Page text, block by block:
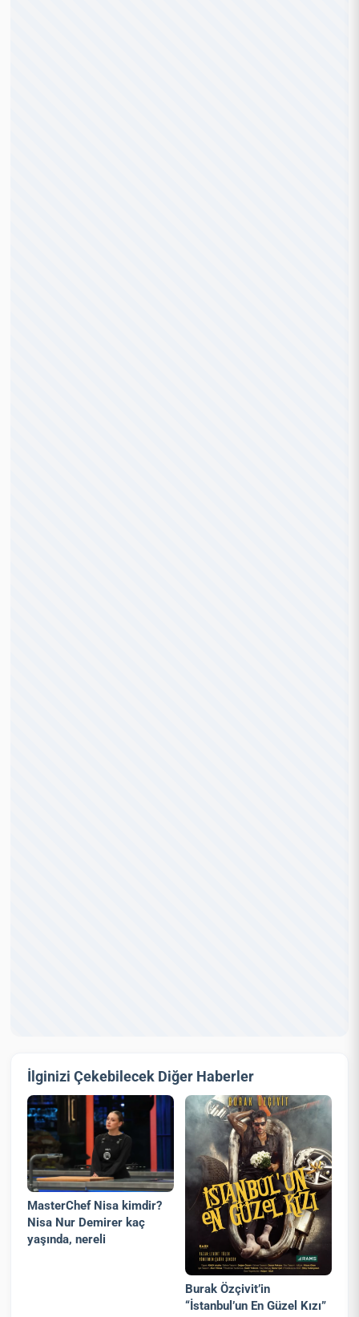
İlginizi Çekebilecek Diğer Haberler
MasterChef Nisa kimdir?
Nisa Nur Demirer kaç
yaşında, nereli
Burak Özçivit’in
“İstanbul’un En Güzel Kızı”